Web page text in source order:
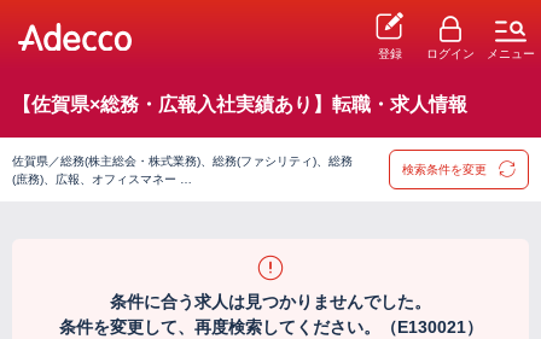
登録 ログイン メニュー
【佐賀県×総務・広報入社実績あり】転職・求人情報
佐賀県／総務(株主総会・株式業務)、総務(ファシリティ)、総務
(庶務)、広報、オフィスマネー …
検索条件を変更
条件に合う求人は見つかりませんでした。
条件を変更して、再度検索してください。（E130021）